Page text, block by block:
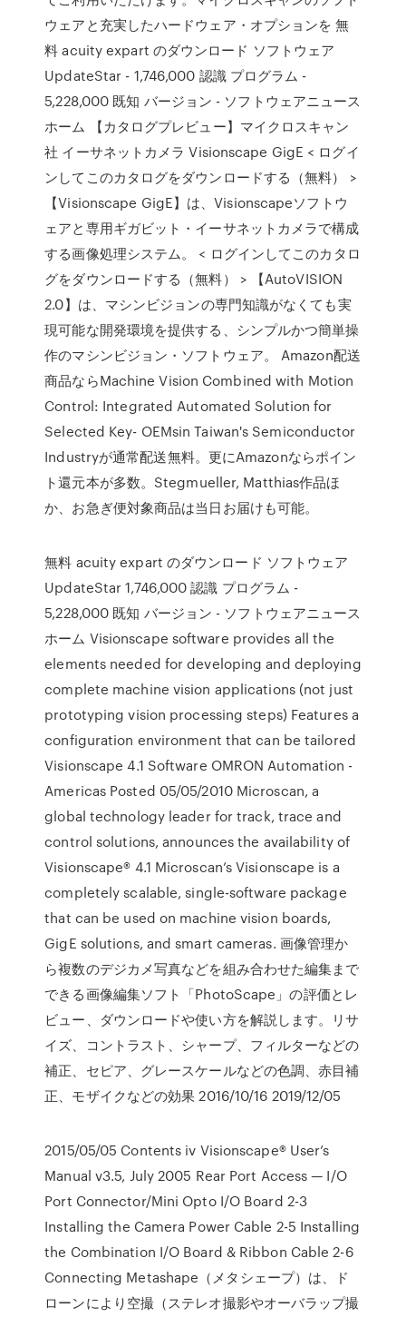
ウェアと充実したハードウェア・オプションを 無
料 acuity expart のダウンロード ソフトウェア
UpdateStar - 1,746,000 認識 プログラム -
5,228,000 既知 バージョン - ソフトウェアニュース
ホーム 【カタログプレビュー】マイクロスキャン
社 イーサネットカメラ Visionscape GigE < ログイ
ンしてこのカタログをダウンロードする（無料） >
【Visionscape GigE】は、Visionscapeソフトウ
ェアと専用ギガビット・イーサネットカメラで構成
する画像処理システム。 < ログインしてこのカタロ
グをダウンロードする（無料） > 【AutoVISION
2.0】は、マシンビジョンの専門知識がなくても実
現可能な開発環境を提供する、シンプルかつ簡単操
作のマシンビジョン・ソフトウェア。 Amazon配送
商品ならMachine Vision Combined with Motion
Control: Integrated Automated Solution for
Selected Key- OEMsin Taiwan's Semiconductor
Industryが通常配送無料。更にAmazonならポイン
ト還元本が多数。Stegmueller, Matthias作品ほ
か、お急ぎ便対象商品は当日お届けも可能。
無料 acuity expart のダウンロード ソフトウェア
UpdateStar 1,746,000 認識 プログラム -
5,228,000 既知 バージョン - ソフトウェアニュース
ホーム Visionscape software provides all the
elements needed for developing and deploying
complete machine vision applications (not just
prototyping vision processing steps) Features a
configuration environment that can be tailored
Visionscape 4.1 Software OMRON Automation -
Americas Posted 05/05/2010 Microscan, a
global technology leader for track, trace and
control solutions, announces the availability of
Visionscape® 4.1 Microscan’s Visionscape is a
completely scalable, single-software package
that can be used on machine vision boards,
GigE solutions, and smart cameras. 画像管理か
ら複数のデジカメ写真などを組み合わせた編集まで
できる画像編集ソフト「PhotoScape」の評価とレ
ビュー、ダウンロードや使い方を解説します。リサ
イズ、コントラスト、シャープ、フィルターなどの
補正、セピア、グレースケールなどの色調、赤目補
正、モザイクなどの効果 2016/10/16 2019/12/05
2015/05/05 Contents iv Visionscape® User’s
Manual v3.5, July 2005 Rear Port Access — I/O
Port Connector/Mini Opto I/O Board 2-3
Installing the Camera Power Cable 2-5 Installing
the Combination I/O Board & Ribbon Cable 2-6
Connecting Metashape（メタシェープ）は、ド
ローンにより空撮（ステレオ撮影やオーバラップ撮